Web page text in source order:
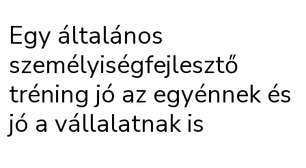
Egy általános
személyiségfejlesztő
tréning jó az egyénnek és
jó a vállalatnak is